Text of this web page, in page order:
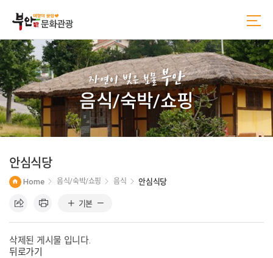
로
가
기
바
로
가
기
자연이 빚은 보물부안
음식/숙박/쇼핑
안심식당
Home 음식/숙박/쇼핑 음식 안심식당
기본
삭제된 게시물 입니다.
뒤로가기